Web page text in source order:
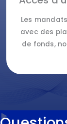
Les
avec des
de fonds,